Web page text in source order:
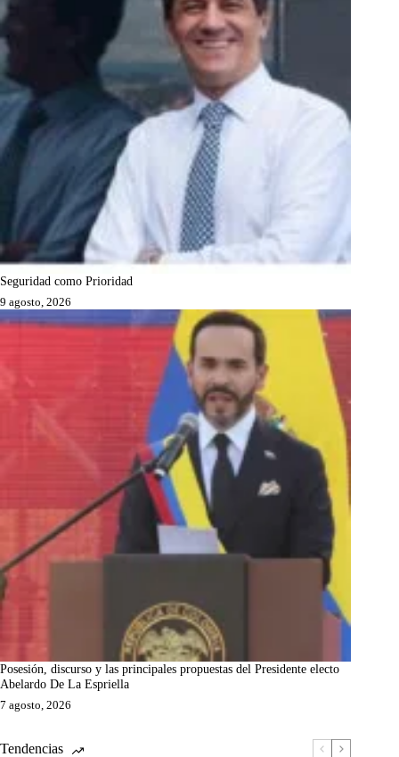
Seguridad como Prioridad
9 agosto, 2026
Posesión, discurso y las principales propuestas del Presidente electo
Abelardo De La Espriella
7 agosto, 2026
Tendencias